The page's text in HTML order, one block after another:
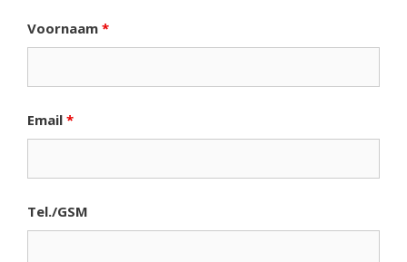
Voornaam *
Email *
Tel./GSM